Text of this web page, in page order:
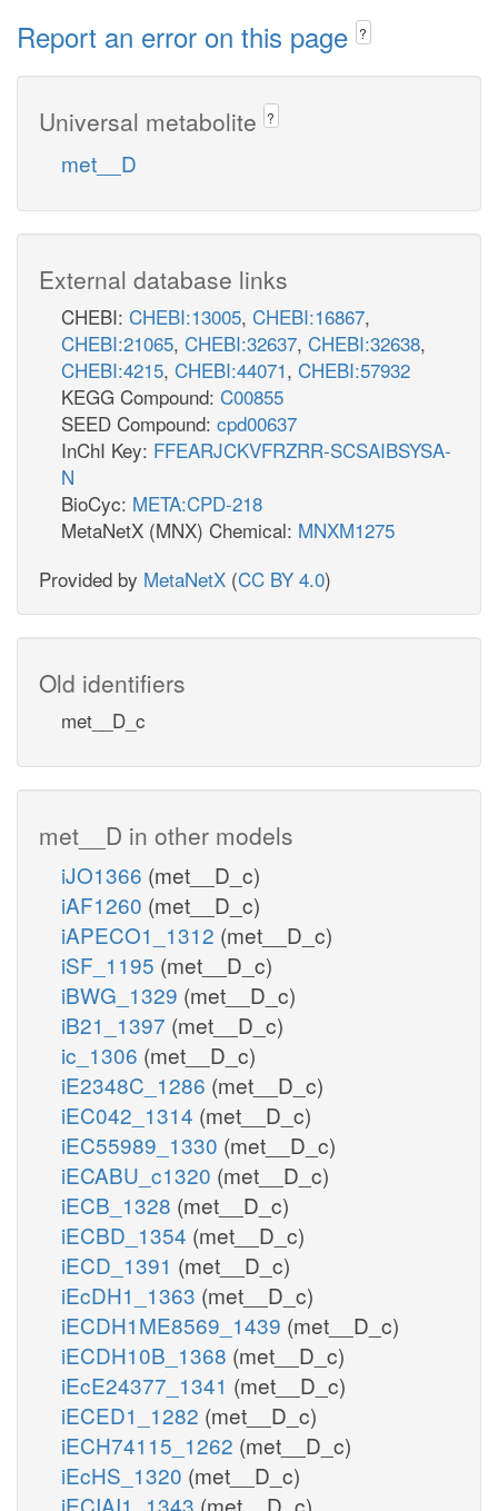
Report an error on this page ?
Universal metabolite ?
met__D
External database links
CHEBI: CHEBI:13005, CHEBI:16867,
CHEBI:21065, CHEBI:32637, CHEBI:32638,
CHEBI:4215, CHEBI:44071, CHEBI:57932
KEGG Compound: C00855
SEED Compound: cpd00637
InChI Key: FFEARJCKVFRZRR-SCSAIBSYSA-
N
BioCyc: META:CPD-218
MetaNetX (MNX) Chemical: MNXM1275
Provided by MetaNetX (CC BY 4.0)
Old identifiers
met__D_c
met__D in other models
iJO1366 (met__D_c)
iAF1260 (met__D_c)
iAPECO1_1312 (met__D_c)
iSF_1195 (met__D_c)
iBWG_1329 (met__D_c)
iB21_1397 (met__D_c)
ic_1306 (met__D_c)
iE2348C_1286 (met__D_c)
iEC042_1314 (met__D_c)
iEC55989_1330 (met__D_c)
iECABU_c1320 (met__D_c)
iECB_1328 (met__D_c)
iECBD_1354 (met__D_c)
iECD_1391 (met__D_c)
iEcDH1_1363 (met__D_c)
iECDH1ME8569_1439 (met__D_c)
iECDH10B_1368 (met__D_c)
iEcE24377_1341 (met__D_c)
iECED1_1282 (met__D_c)
iECH74115_1262 (met__D_c)
iEcHS_1320 (met__D_c)
iECIAI1_1343 (met__D_c)